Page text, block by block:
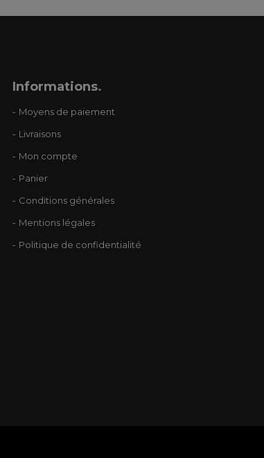
Informations.
Moyens de paiement
Livraisons
Mon compte
Panier
Conditions générales
Mentions légales
Politique de confidentialité